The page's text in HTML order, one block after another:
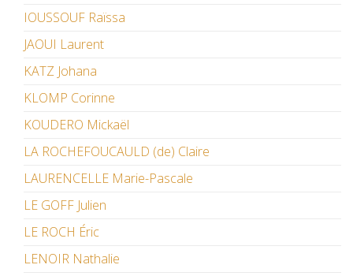
IOUSSOUF Raïssa
JAOUI Laurent
KATZ Johana
KLOMP Corinne
KOUDERO Mickaël
LA ROCHEFOUCAULD (de) Claire
LAURENCELLE Marie-Pascale
LE GOFF Julien
LE ROCH Éric
LENOIR Nathalie